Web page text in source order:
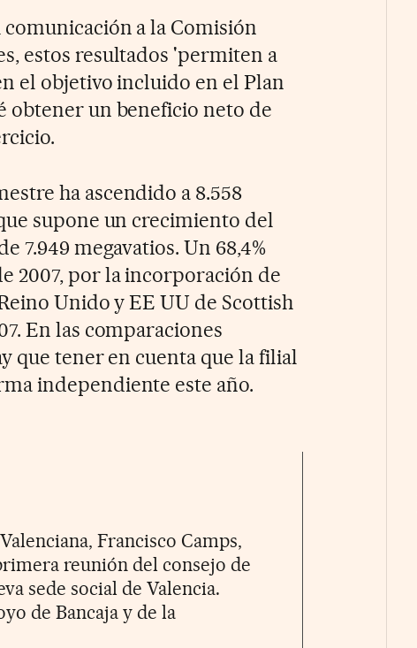
a la Comisión
estos resultados 'permiten a
el objetivo incluido en el Plan
obtener un beneficio neto de
ha ascendido a 8.558
supone un crecimiento del
7.949 megavatios. Un 68,4%
2007, por la incorporación de
Unido y EE UU de Scottish
En las comparaciones
que tener en cuenta que la filial
independiente este año.
Francisco Camps,
reunión del consejo de
sede social de Valencia.
de Bancaja y de la